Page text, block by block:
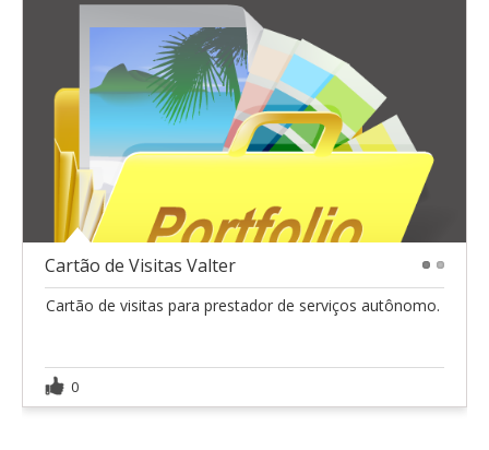
Cartão de Visitas Valter
Cartão de visitas para prestador de serviços autônomo.
0